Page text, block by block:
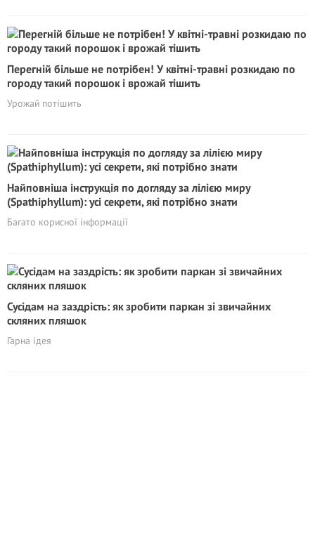
Перегній більше не потрібен! У квітні-травні розкидаю по
городу такий порошок і врожай тішить
Урожай потішить
Найповніша інструкція по догляду за лілією миру
(Spathiphyllum): усі секрети, які потрібно знати
Багато корисної інформації
Сусідам на заздрість: як зробити паркан зі звичайних
скляних пляшок
Гарна ідея